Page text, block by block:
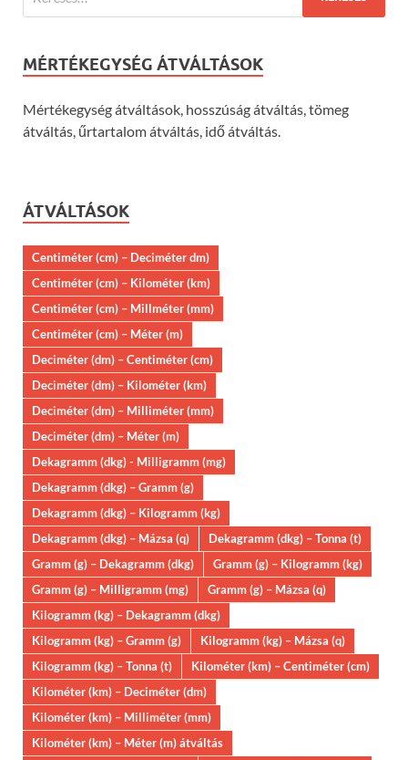
MÉRTÉKEGYSÉG ÁTVÁLTÁSOK
Mértékegység átváltások, hosszúság átváltás, tömeg
átváltás, űrtartalom átváltás, idő átváltás.
ÁTVÁLTÁSOK
Centiméter (cm) – Deciméter dm)
Centiméter (cm) – Kilométer (km)
Centiméter (cm) – Millméter (mm)
Centiméter (cm) – Méter (m)
Deciméter (dm) – Centiméter (cm)
Deciméter (dm) – Kilométer (km)
Deciméter (dm) – Milliméter (mm)
Deciméter (dm) – Méter (m)
Dekagramm (dkg) - Milligramm (mg)
Dekagramm (dkg) – Gramm (g)
Dekagramm (dkg) – Kilogramm (kg)
Dekagramm (dkg) – Mázsa (q)
Dekagramm (dkg) – Tonna (t)
Gramm (g) – Dekagramm (dkg)
Gramm (g) – Kilogramm (kg)
Gramm (g) – Milligramm (mg)
Gramm (g) – Mázsa (q)
Kilogramm (kg) – Dekagramm (dkg)
Kilogramm (kg) – Gramm (g)
Kilogramm (kg) – Mázsa (q)
Kilogramm (kg) – Tonna (t)
Kilométer (km) – Centiméter (cm)
Kilométer (km) – Deciméter (dm)
Kilométer (km) – Milliméter (mm)
Kilométer (km) – Méter (m) átváltás